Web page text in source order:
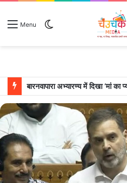
Menu